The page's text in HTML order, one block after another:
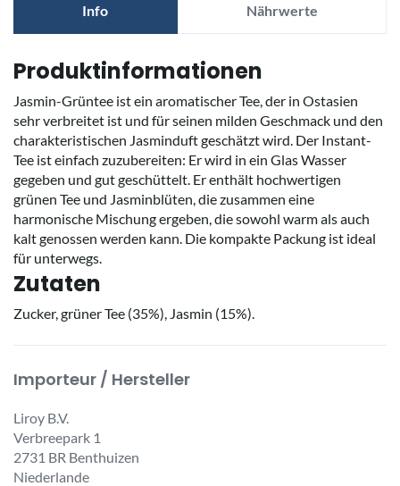
Info Nährwerte
Produktinformationen
Jasmin-Grüntee ist ein aromatischer Tee, der in Ostasien
sehr verbreitet ist und für seinen milden Geschmack und den
charakteristischen Jasminduft geschätzt wird. Der Instant-
Tee ist einfach zuzubereiten: Er wird in ein Glas Wasser
gegeben und gut geschüttelt. Er enthält hochwertigen
grünen Tee und Jasminblüten, die zusammen eine
harmonische Mischung ergeben, die sowohl warm als auch
kalt genossen werden kann. Die kompakte Packung ist ideal
für unterwegs.
Zutaten
Zucker, grüner Tee (35%), Jasmin (15%).
Importeur / Hersteller
Liroy B.V.
Verbreepark 1
2731 BR Benthuizen
Niederlande